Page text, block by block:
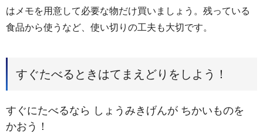
はメモを用意して必要な物だけ買いましょう。残っている
食品から使うなど、使い切りの工夫も大切です。
すぐたべるときはてまえどりをしよう！
すぐにたべるなら しょうみきげんが ちかいものを
かおう！